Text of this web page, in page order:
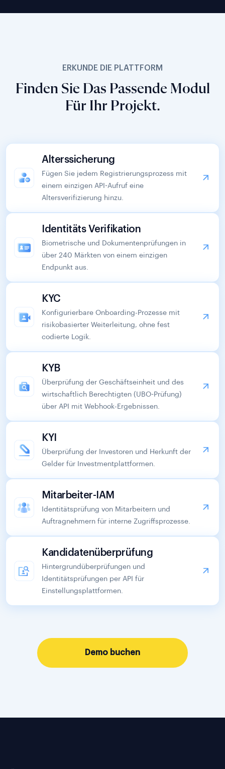
ERKUNDE DIE PLATTFORM
Finden Sie Das Passende Modul
Für Ihr Projekt.
Alterssicherung
Fügen Sie jedem Registrierungsprozess mit
einem einzigen API-Aufruf eine
Altersverifizierung hinzu.
Identitäts Verifikation
Biometrische und Dokumentenprüfungen in
über 240 Märkten von einem einzigen
Endpunkt aus.
KYC
Konfigurierbare Onboarding-Prozesse mit
risikobasierter Weiterleitung, ohne fest
codierte Logik.
KYB
Überprüfung der Geschäftseinheit und des
wirtschaftlich Berechtigten (UBO-Prüfung)
über API mit Webhook-Ergebnissen.
KYI
Überprüfung der Investoren und Herkunft der
Gelder für Investmentplattformen.
Mitarbeiter-IAM
Identitätsprüfung von Mitarbeitern und
Auftragnehmern für interne Zugriffsprozesse.
Kandidatenüberprüfung
Hintergrundüberprüfungen und
Identitätsprüfungen per API für
Einstellungsplattformen.
Demo buchen